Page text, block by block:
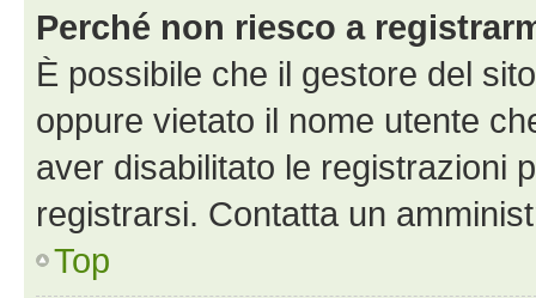
Perché non riesco a
È possibile che il gestore del
oppure vietato il nome utente
aver disabilitato le registrazioni
registrarsi. Contatta un
Top